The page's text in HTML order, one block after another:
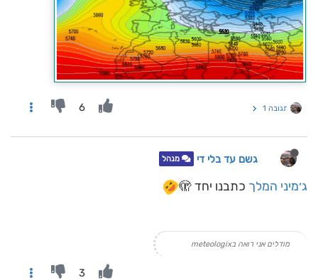
תגובה 1 6
גשם עד בלי די מנהל
ג׳מיני המלך כתבנו יחד 🫣
מודלים אני רואה בmeteologix
3